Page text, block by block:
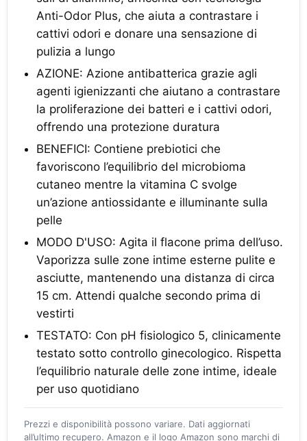
Anti-Odor Plus, che aiuta a contrastare i
cattivi odori e donare una sensazione di
pulizia a lungo
AZIONE: Azione antibatterica grazie agli
agenti igienizzanti che aiutano a contrastare
la proliferazione dei batteri e i cattivi odori,
offrendo una protezione duratura
BENEFICI: Contiene prebiotici che
favoriscono l’equilibrio del microbioma
cutaneo mentre la vitamina C svolge
un’azione antiossidante e illuminante sulla
pelle
MODO D'USO: Agita il flacone prima dell’uso.
Vaporizza sulle zone intime esterne pulite e
asciutte, mantenendo una distanza di circa
15 cm. Attendi qualche secondo prima di
vestirti
TESTATO: Con pH fisiologico 5, clinicamente
testato sotto controllo ginecologico. Rispetta
l’equilibrio naturale delle zone intime, ideale
per uso quotidiano
Prezzi e disponibilità possono variare. Dati aggiornati
all’ultimo recupero. Amazon e il logo Amazon sono marchi di